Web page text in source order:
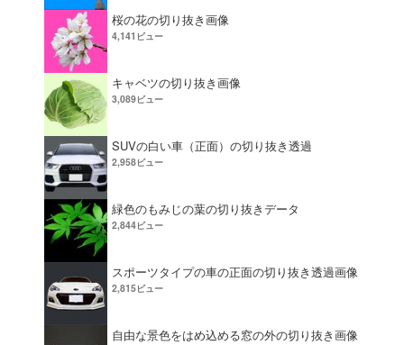
桜の花の切り抜き画像
4,141ビュー
キャベツの切り抜き画像
3,089ビュー
SUVの白い車（正面）の切り抜き透過
2,958ビュー
緑色のもみじの葉の切り抜きデータ
2,844ビュー
スポーツタイプの車の正面の切り抜き透過画像
2,815ビュー
自由な景色をはめ込める窓の外の切り抜き画像